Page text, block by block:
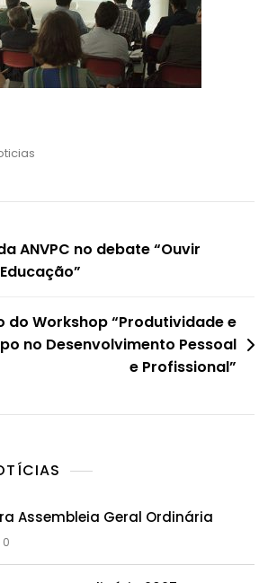
ANVPC no debate “Ouvir
do Workshop “Produtividade e
no Desenvolvimento Pessoal
e Profissional”
Assembleia Geral Ordinária
0